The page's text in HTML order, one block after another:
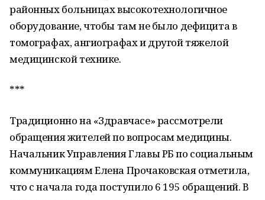
районных больницах высокотехнологичное
оборудование, чтобы там не было дефицита в
томографах, ангиографах и другой тяжелой
медицинской технике.
***
Традиционно на «Здравчасе» рассмотрели
обращения жителей по вопросам медицины.
Начальник Управления Главы РБ по социальным
коммуникациям Елена Прочаковская отметила,
что с начала года поступило 6 195 обращений. В